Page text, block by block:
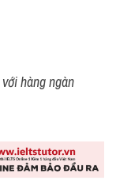
với hàng ngàn